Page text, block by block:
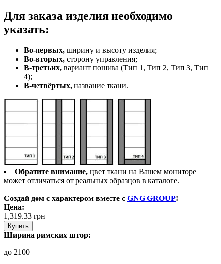
Для заказа изделия необходимо
указать:
Во-первых, ширину и высоту изделия;
Во-вторых, сторону управления;
В-третьих, вариант пошива (Тип 1, Тип 2, Тип 3, Тип
4);
В-четвёртых, название ткани.
Обратите внимание, цвет ткани на Вашем мониторе
может отличаться от реальных образцов в каталоге.
Создай дом с характером вместе с GNG GROUP!
Цена:
1,319.33 грн
Купить
Ширина римских штор:
до 2100